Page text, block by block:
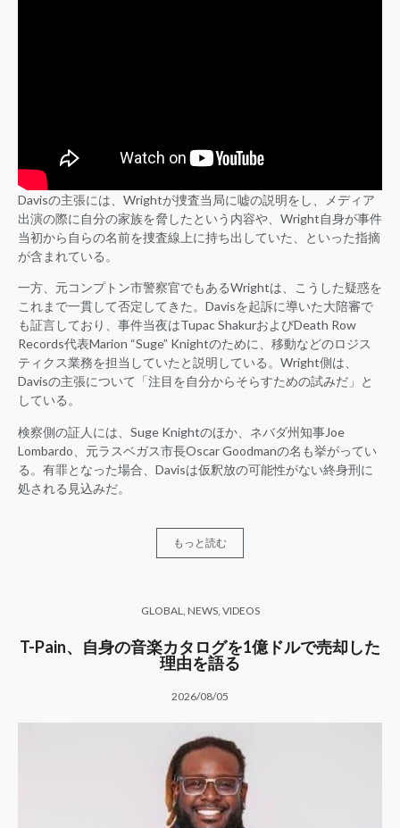
Davisの主張には、Wrightが捜査当局に嘘の説明をし、メディア
出演の際に自分の家族を脅したという内容や、Wright自身が事件
当初から自らの名前を捜査線上に持ち出していた、といった指摘
が含まれている。
一方、元コンプトン市警察官でもあるWrightは、こうした疑惑を
これまで一貫して否定してきた。Davisを起訴に導いた大陪審で
も証言しており、事件当夜はTupac ShakurおよびDeath Row
Records代表Marion “Suge” Knightのために、移動などのロジス
ティクス業務を担当していたと説明している。Wright側は、
Davisの主張について「注目を自分からそらすための試みだ」と
している。
検察側の証人には、Suge Knightのほか、ネバダ州知事Joe
Lombardo、元ラスベガス市長Oscar Goodmanの名も挙がってい
る。有罪となった場合、Davisは仮釈放の可能性がない終身刑に
処される見込みだ。
もっと読む
GLOBAL NEWS, VIDEOS
T-Pain、自身の音楽カタログを1億ドルで売却した
理由を語る
2026/08/05